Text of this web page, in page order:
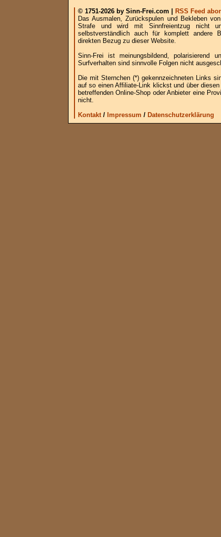
© 1751-2026 by Sinn-Frei.com |
RSS Feed
Das Ausmalen, Zurückspulen und Bekleben
Strafe und wird mit Sinnfreientzug nicht
selbstverständlich auch für komplett andere
direkten Bezug zu dieser Website.
Sinn-Frei ist meinungsbildend, polarisierend
Surfverhalten sind sinnvolle Folgen nicht
Die mit Sternchen (*) gekennzeichneten Links
auf so einen Affiliate-Link klickst und über
betreffenden Online-Shop oder Anbieter eine
nicht.
Kontakt/ Impressum / Datenschutzerklärung